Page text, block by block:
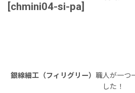
[chmini04-si-pa]
銀線細工（フィリグリー） 職人が一つ
した！